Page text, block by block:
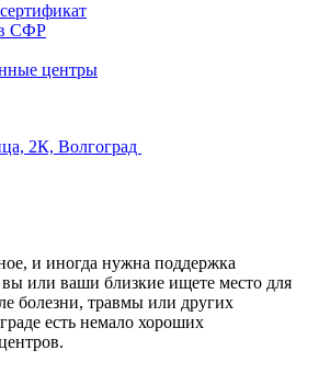
СФР
центры
2К, Волгоград
и иногда нужна поддержка
или ваши близкие ищете место для
болезни, травмы или других
есть немало хороших